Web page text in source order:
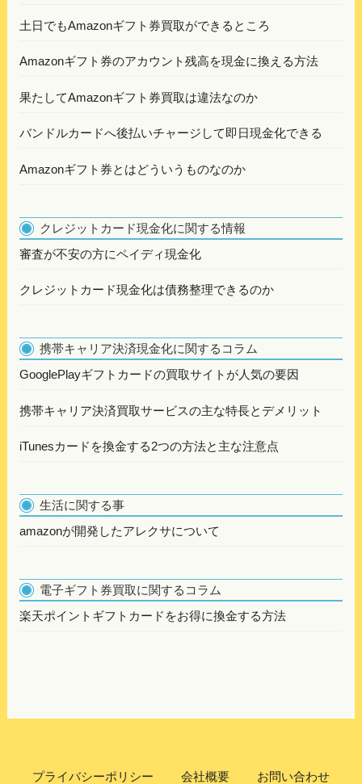
土日でもAmazonギフト券買取ができるところ
Amazonギフト券のアカウント残高を現金に換える方法
果たしてAmazonギフト券買取は違法なのか
バンドルカードへ後払いチャージして即日現金化できる
Amazonギフト券とはどういうものなのか
クレジットカード現金化に関する情報
審査が不安の方にペイディ現金化
クレジットカード現金化は債務整理できるのか
携帯キャリア決済現金化に関するコラム
GooglePlayギフトカードの買取サイトが人気の要因
携帯キャリア決済買取サービスの主な特長とデメリット
iTunesカードを換金する2つの方法と主な注意点
生活に関する事
amazonが開発したアレクサについて
電子ギフト券買取に関するコラム
楽天ポイントギフトカードをお得に換金する方法
プライバシーポリシー 会社概要 お問い合わせ